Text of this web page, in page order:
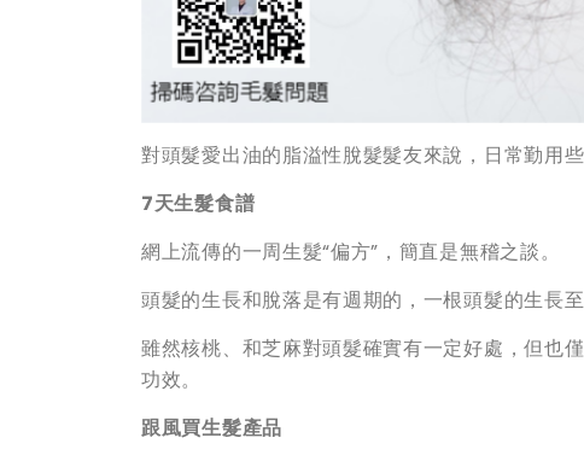
對頭髮愛出油的脂溢性脫髮髮友來說，日常勤用
7天生髮食譜
網上流傳的一周生髮“偏方”，簡直是無稽之談。
頭髮的生長和脫落是有週期的，一根頭髮的生長
雖然核桃、和芝麻對頭髮確實有一定好處，但也
功效。
跟風買生髮產品